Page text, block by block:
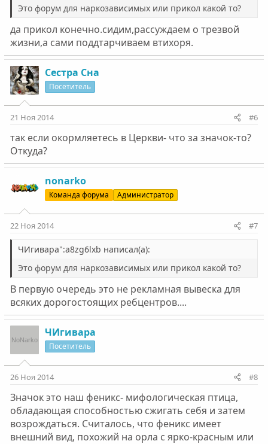
Это форум для наркозависимых или прикол какой то?
да прикол конечно.сидим,рассуждаем о трезвой
жизни,а сами поддтарчиваем втихоря.
Сестра Сна
Посетитель
21 Ноя 2014 #6
так если окормляетесь в Церкви- что за значок-то?
Откуда?
nonarko
Команда форума Администратор
22 Ноя 2014 #7
ЧИгивара":a8zg6lxb написал(а):
Это форум для наркозависимых или прикол какой то?
В первую очередь это не рекламная вывеска для
всяких дорогостоящих ребцентров....
ЧИгивара
Посетитель
26 Ноя 2014 #8
Значок это наш феникс- мифологическая птица,
обладающая способностью сжигать себя и затем
возрождаться. Считалось, что феникс имеет
внешний вид, похожий на орла с ярко-красным или